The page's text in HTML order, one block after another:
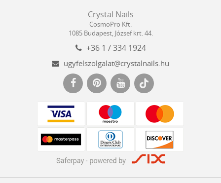
Nails
Kft.
Crystal Nails
CosmoPro Kft.
1085 Budapest, József krt. 44.
+36 1 / 334 1924
ugyfelszolgalat@crystalnails.hu